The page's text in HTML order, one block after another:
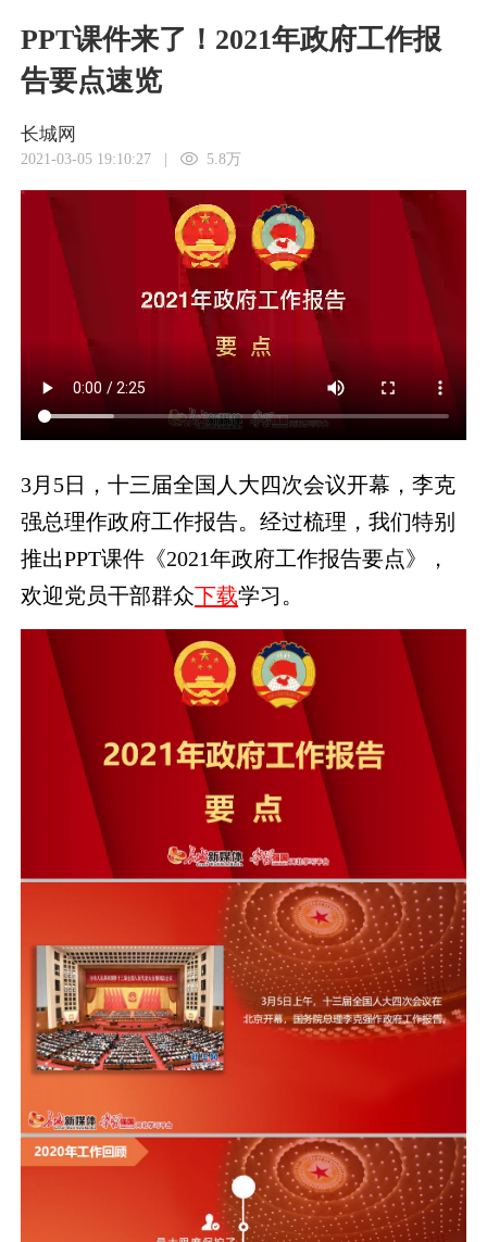
PPT课件来了！2021年政府工作报
告要点速览
长城网
2021-03-05 19:10:27 | 5.8万
3月5日，十三届全国人大四次会议开幕，李克
强总理作政府工作报告。经过梳理，我们特别
推出PPT课件《2021年政府工作报告要点》，
欢迎党员干部群众下载学习。